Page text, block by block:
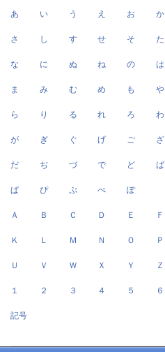
あ い う え お か
さ し す せ そ た
な に ぬ ね の は
ま み む め も や
ら り る れ ろ わ
が ぎ ぐ げ ご ざ
だ ぢ づ で ど ば
ぱ ぴ ぷ ぺ ぽ
Ａ Ｂ Ｃ Ｄ Ｅ Ｆ
Ｋ Ｌ Ｍ Ｎ Ｏ Ｐ
Ｕ Ｖ Ｗ Ｘ Ｙ Ｚ
１ ２ ３ ４ ５ ６
記号